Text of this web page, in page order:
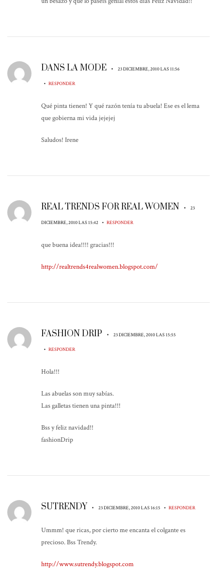
DANS LA MODE • 23 DICIEMBRE, 2010 LAS 11:56
• RESPONDER
Qué pinta tienen! Y qué razón tenía tu abuela! Ese es el lema
que gobierna mi vida jejejej
Saludos! Irene
REAL TRENDS FOR REAL WOMEN • 23
DICIEMBRE, 2010 LAS 15:42 • RESPONDER
que buena idea!!!! gracias!!!
http://realtrends4realwomen.blogspot.com/
FASHION DRIP • 23 DICIEMBRE, 2010 LAS 15:55
• RESPONDER
Hola!!!
Las abuelas son muy sabías.
Las galletas tienen una pinta!!!
Bss y feliz navidad!!
fashionDrip
SUTRENDY • 23 DICIEMBRE, 2010 LAS 16:15 • RESPONDER
Ummm! que ricas, por cierto me encanta el colgante es
precioso. Bss Trendy.
http://www.sutrendy.blogspot.com